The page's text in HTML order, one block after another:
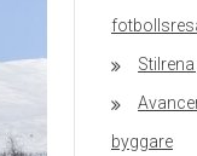
byggare